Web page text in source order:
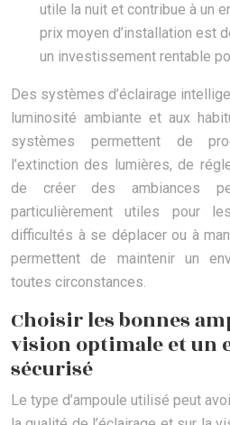
utile la nuit et contribue à un
prix moyen d’installation est
un investissement rentable
Des systèmes d’éclairage
luminosité ambiante et aux
systèmes permettent de
l’extinction des lumières, de
de créer des ambiances
particulièrement utiles pour
difficultés à se déplacer ou à
permettent de maintenir un
toutes circonstances.
Choisir les bonnes
vision optimale et un
sécurisé
Le type d’ampoule utilisé peut